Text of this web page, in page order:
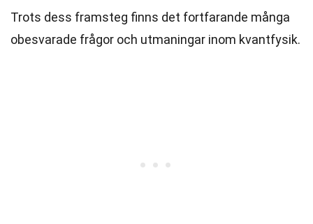
Trots dess framsteg finns det fortfarande många
obesvarade frågor och utmaningar inom kvantfysik.